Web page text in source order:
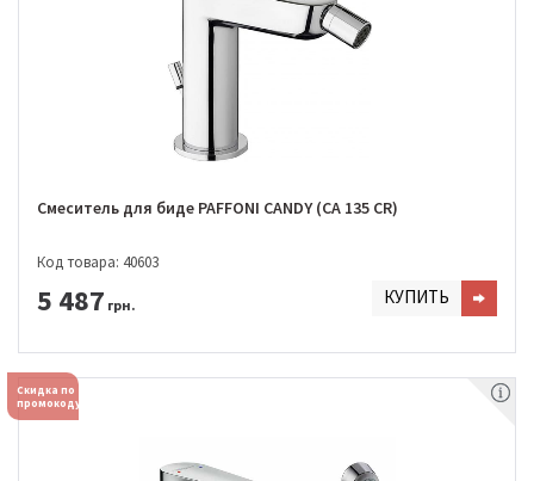
Смеситель для биде PAFFONI CANDY (CA 135 CR)
Код товара: 40603
5 487 грн. КУПИТЬ
Скидка по
промокоду